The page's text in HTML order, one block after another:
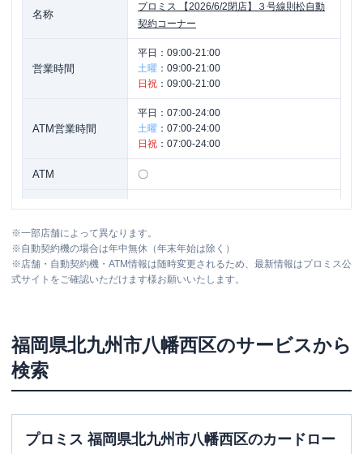
名称
プロミス
【2026/6/2閉店】３号線則松自動
契約コーナー
営業時間
平日： 09:00-21:00
土曜 ： 09:00-21:00
日祝 ： 09:00-21:00
ATM営業時間
平日： 07:00-24:00
土曜 ： 07:00-24:00
日祝 ： 07:00-24:00
ATM 〇
住所
福岡県北九州市八幡西区則松１－１７６
９
※一部店舗によって異なります。
※自動契約機の場合は年中無休（年末年始は除く）
※店舗・自動契約機・ATM情報は随時変更されるため、最新情報はプロミス公
式サイトをご確認いただけます様お願いいたします。
福岡県北九州市八幡西区のサービスから
検索
プロミス 福岡県北九州市八幡西区のカードロー